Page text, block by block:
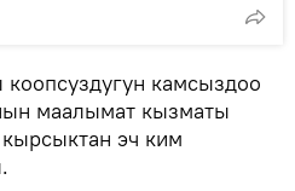
камсыздоо
маалымат кызматы
эч ким